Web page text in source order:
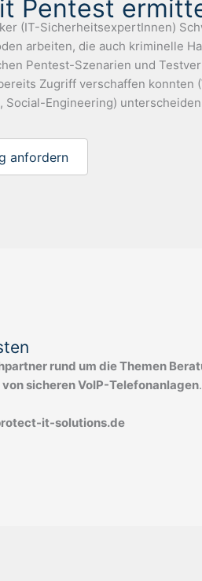
Pentest
(IT-SicherheitsexpertInnen)
arbeiten, die auch kriminelle
Pentest-Szenarien und
Zugriff verschaffen konnten
Engineering)
anfordern
rund um die Themen
sicheren VoIP-Telefonanlagen.
it-solutions.de